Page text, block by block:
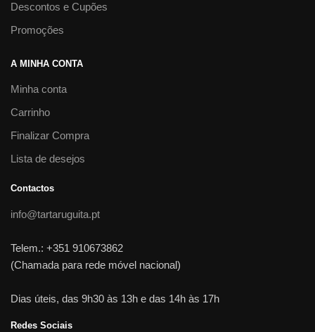
Descontos e Cupões
Promoções
A MINHA CONTA
Minha conta
Carrinho
Finalizar Compra
Lista de desejos
Contactos
info@tartaruguita.pt
Telem.: +351 910673862
(Chamada para rede móvel nacional)
Dias úteis, das 9h30 às 13h e das 14h às 17h
Redes Sociais